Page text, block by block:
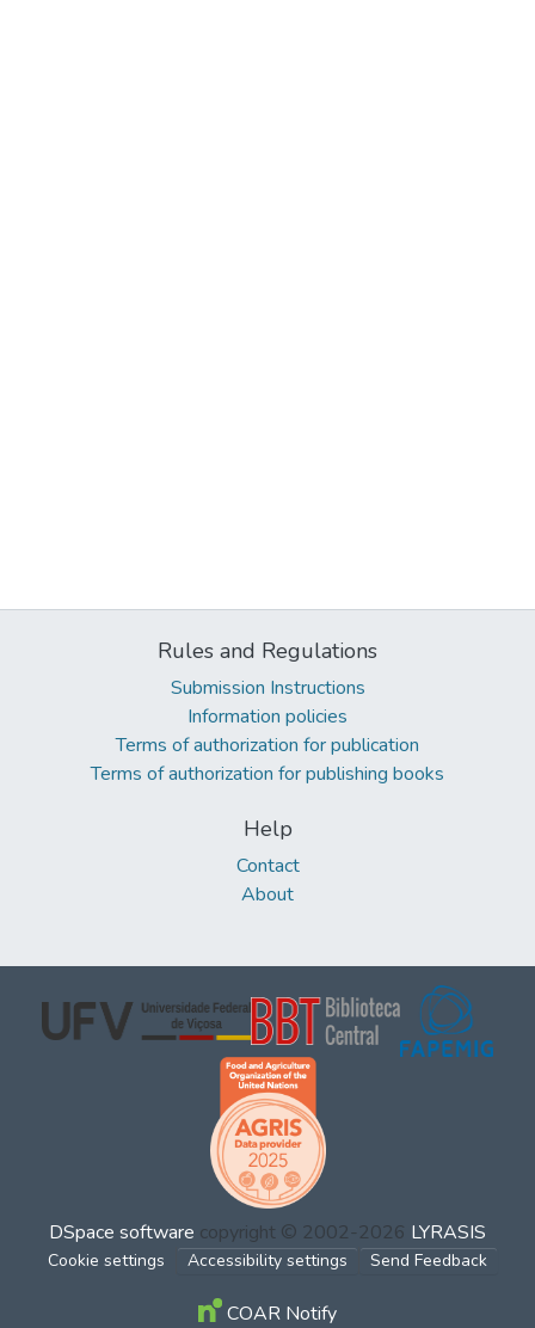
Rules and Regulations
Submission Instructions
Information policies
Terms of authorization for publication
Terms of authorization for publishing books
Help
Contact
About
DSpace software copyright © 2002-2026 LYRASIS
Cookie settings Accessibility settings Send Feedback
COAR Notify